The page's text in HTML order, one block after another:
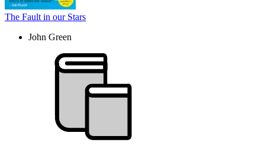
The Fault in our Stars
John Green